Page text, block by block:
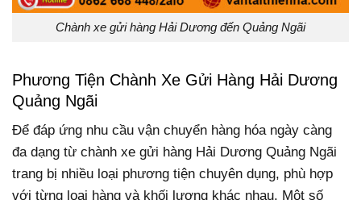
Chành xe gửi hàng Hải Dương đến Quảng Ngãi
Phương Tiện Chành Xe Gửi Hàng Hải Dương
Quảng Ngãi
Để đáp ứng nhu cầu vận chuyển hàng hóa ngày càng
đa dạng từ chành xe gửi hàng Hải Dương Quảng Ngãi
trang bị nhiều loại phương tiện chuyên dụng, phù hợp
với từng loại hàng và khối lượng khác nhau. Một số